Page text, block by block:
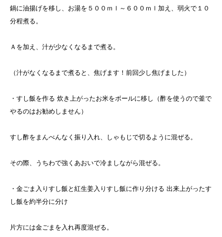
鍋に油揚げを移し、お湯を５００ｍｌ～６００ｍｌ加え、弱火で１０
分程煮る。
Ａを加え、汁が少なくなるまで煮る。
（汁がなくなるまで煮ると、焦げます！前回少し焦げました）
・すし飯を作る 炊き上がったお米をボールに移し（酢を使うので釜で
やるのはお勧めしません）
すし酢をまんべんなく振り入れ、しゃもじで切るように混ぜる。
その際、うちわで強くあおいで冷ましながら混ぜる。
・金ごま入りすし飯と紅生姜入りすし飯に作り分ける 出来上がったす
し飯を約半分に分け
片方には金ごまを入れ再度混ぜる。